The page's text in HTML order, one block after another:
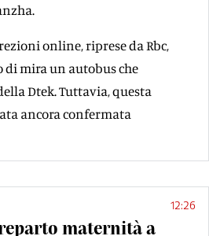
online, riprese da Rbc,
di mira un autobus che
Dtek. Tuttavia, questa
ancora confermata
12:26
maternità a